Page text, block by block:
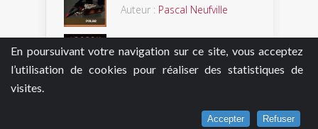
En poursuivant votre navigation sur ce site, vous acceptez
l’utilisation de cookies pour réaliser des statistiques de
visites.
Accepter Refuser
Auteur : Pascal Neufville
Chambre 413 -
Joseph Knox
Auteur : Joseph Knox
La Faille - Franck